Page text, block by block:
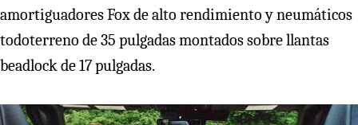
amortiguadores Fox de alto rendimiento y neumáticos
todoterreno de 35 pulgadas montados sobre llantas
beadlock de 17 pulgadas.